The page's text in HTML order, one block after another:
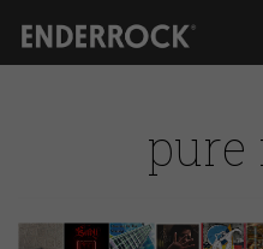
pure